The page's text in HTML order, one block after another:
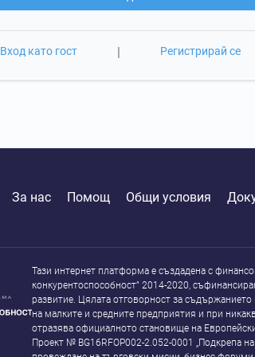
Вход като гост | Регистрирай се
За нас Помощ Общи условия
Тази интернет платформа е създадена с
конкурентоспособност” 2014-2020,
развитие. Цялата отговорност за
на малките и средните предприятия и при
отразява официалното становище на
Проект № BG16RFOP002-2.052-0001 „Подкрепа